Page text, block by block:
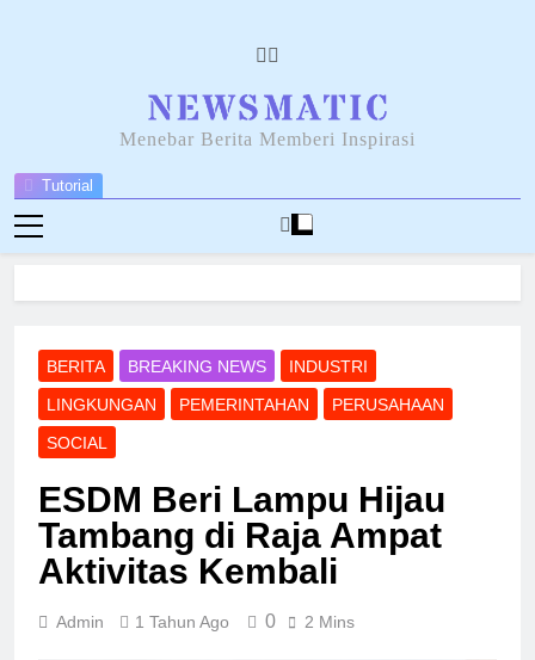
Tutorial
NEWSANTARA
Menebar Berita Memberi Inspirasi
BERITA BREAKING NEWS
INDUSTRI
LINGKUNGAN
PEMERINTAHAN
PERUSAHAAN
SOCIAL
ESDM Beri Lampu Hijau
Tambang di Raja Ampat
Aktivitas Kembali
Admin 1 Tahun Ago 0 2 Mins